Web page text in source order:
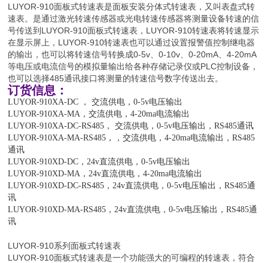
LUYOR-910面板式转速表是面板安装分体式转速表，又叫表盘式转
速表。是通过激光转速传感器或光电转速传感器将测量设备转速的信
号传送到LUYOR-910面板式转速表，LUYOR-910转速表将转速显示
在显示屏上，LUYOR-910转速表也可以通过设置报警值控制继电器
的输出，也可以将转速信号转换成0-5v、0-10v、0-20mA、4-20mA
等电压或电流信号的模拟量输出给各种存储记录仪或PLC控制设备，
也可以选择485通讯接口将测量的转速信号数字传送出去。
订货信息：
LUYOR-910XA-DC ， 交流供电，0-5v电压输出
LUYOR-910XA-MA，交流供电，4-20ma电流输出
LUYOR-910XA-DC-RS485， 交流供电，0-5v电压输出，RS485通讯
LUYOR-910XA-MA-RS485，，交流供电，4-20ma电流输出，RS485
通讯
LUYOR-910XD-DC，24v直流供电，0-5v电压输出
LUYOR-910XD-MA，24v直流供电，4-20ma电流输出
LUYOR-910XD-DC-RS485，24v直流供电，0-5v电压输出，RS485通
讯
LUYOR-910XD-MA-RS485，24v直流供电，0-5v电压输出，RS485通
讯
LUYOR-910系列面板式转速表
LUYOR-910面板式转速表是一个功能强大的可编程的转速表，符合